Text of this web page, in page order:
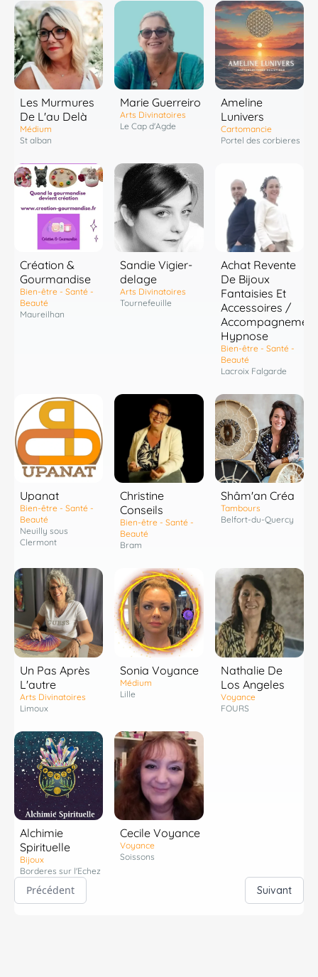
Les Murmures
De L'au Delà
Médium
St alban
Marie Guerreiro
Arts Divinatoires
Le Cap d'Agde
Ameline
Lunivers
Cartomancie
Portel des corbieres
Création &
Gourmandise
Bien-être - Santé -
Beauté
Maureilhan
Sandie Vigier-
delage
Arts Divinatoires
Tournefeuille
Achat Revente
De Bijoux
Fantaisies Et
Accessoires /
Accompagnement
Hypnose
Bien-être - Santé -
Beauté
Lacroix Falgarde
Upanat
Bien-être - Santé -
Beauté
Neuilly sous
Clermont
Christine
Conseils
Bien-être - Santé -
Beauté
Bram
Shâm'an Créa
Tambours
Belfort-du-Quercy
Un Pas Après
L'autre
Arts Divinatoires
Limoux
Sonia Voyance
Médium
Lille
Nathalie De
Los Angeles
Voyance
FOURS
Alchimie
Spirituelle
Bijoux
Borderes sur l'Echez
Cecile Voyance
Voyance
Soissons
Précédent Suivant